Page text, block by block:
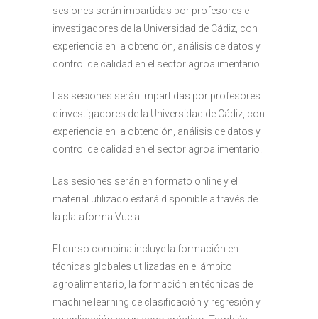
sesiones serán impartidas por profesores e
investigadores de la Universidad de Cádiz, con
experiencia en la obtención, análisis de datos y
control de calidad en el sector agroalimentario.
Las sesiones serán impartidas por profesores
e investigadores de la Universidad de Cádiz, con
experiencia en la obtención, análisis de datos y
control de calidad en el sector agroalimentario.
Las sesiones serán en formato online y el
material utilizado estará disponible a través de
la plataforma Vuela.
El curso combina incluye la formación en
técnicas globales utilizadas en el ámbito
agroalimentario, la formación en técnicas de
machine learning de clasificación y regresión y